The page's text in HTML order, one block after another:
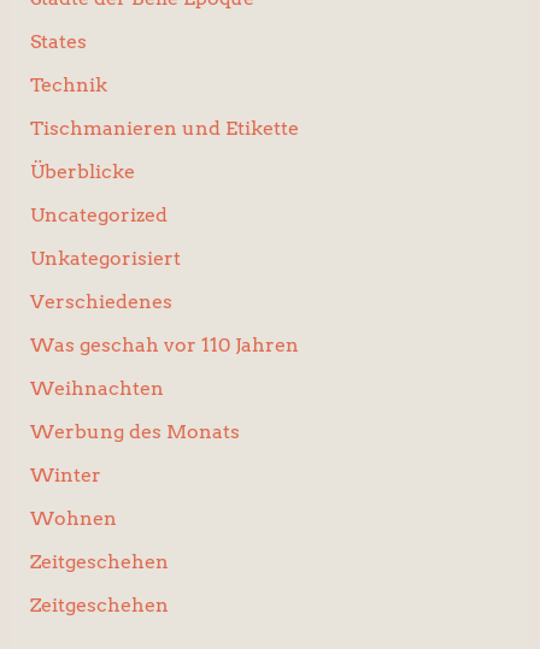
States
Technik
Tischmanieren und Etikette
Überblicke
Uncategorized
Unkategorisiert
Verschiedenes
Was geschah vor 110 Jahren
Weihnachten
Werbung des Monats
Winter
Wohnen
Zeitgeschehen
Zeitgeschehen